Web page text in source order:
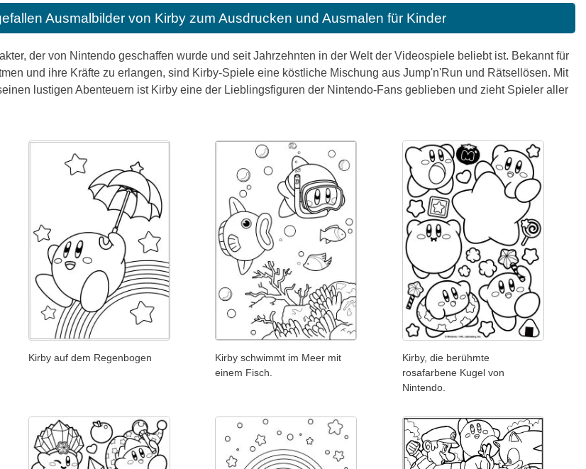
Ausmalbilder von Kirby zum Ausdrucken und Ausmalen für Kinder
der von Nintendo geschaffen wurde und seit Jahrzehnten in der Welt der Videospiele beliebt ist. Bekannt für
und ihre Kräfte zu erlangen, sind Kirby-Spiele eine köstliche Mischung aus Jump'n'Run und Rätsellösen. Mit
lustigen Abenteuern ist Kirby eine der Lieblingsfiguren der Nintendo-Fans geblieben und zieht Spieler aller
Kirby auf dem Regenbogen
Kirby schwimmt im Meer mit
einem Fisch.
Kirby, die berühmte
rosafarbene Kugel von
Nintendo.